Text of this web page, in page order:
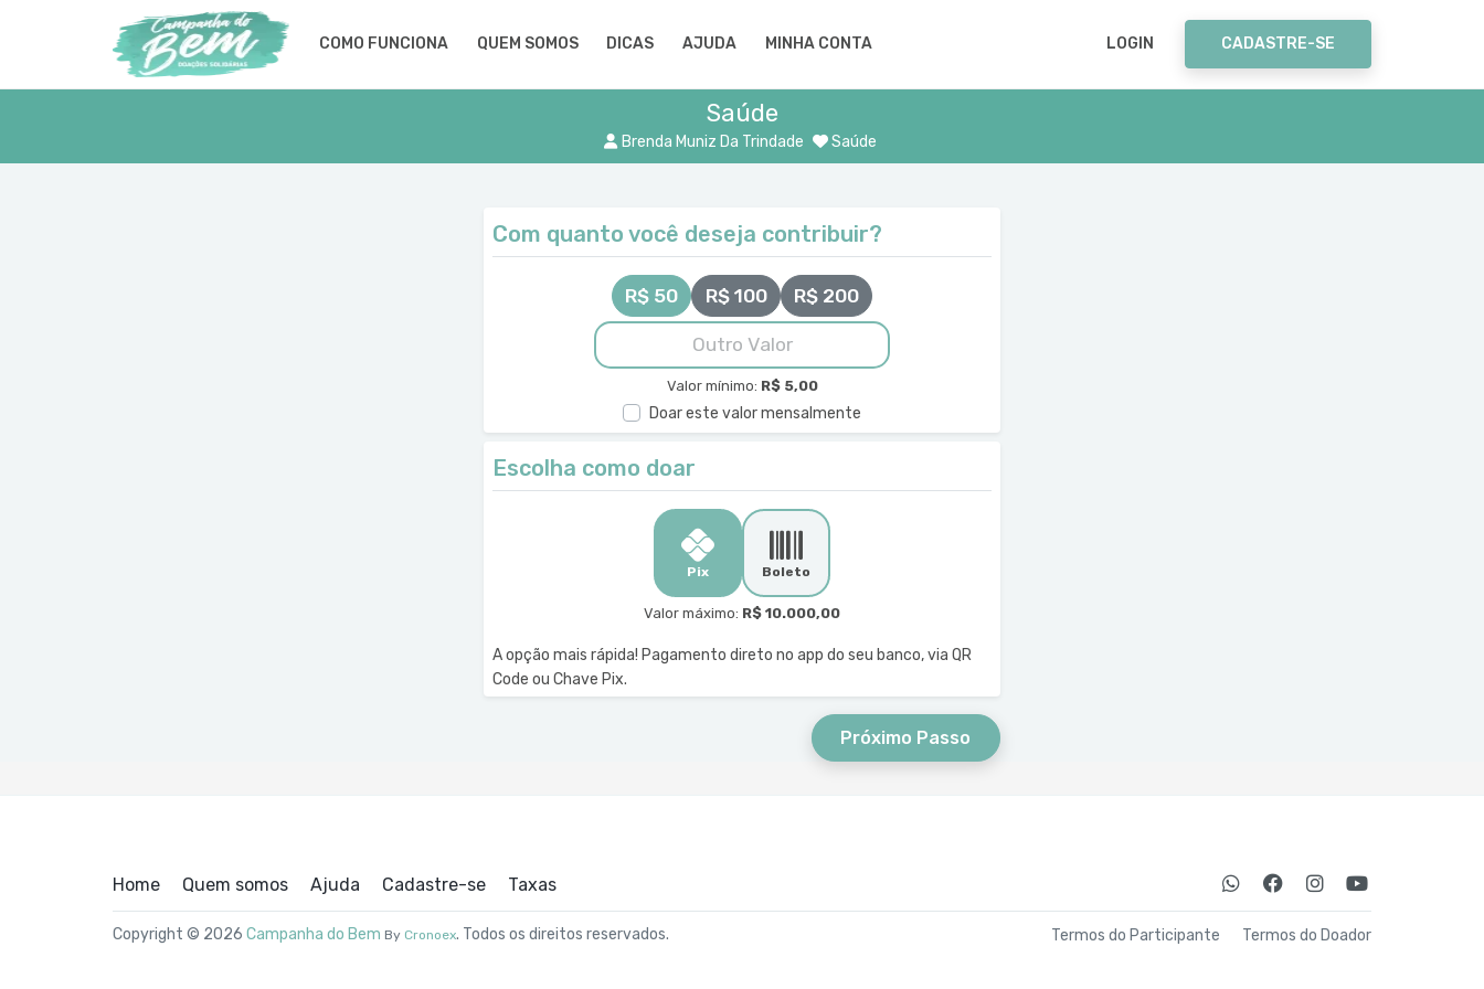
COMO FUNCIONA QUEM SOMOS DICAS AJUDA MINHA CONTA LOGIN CADASTRE-SE
Saúde
Brenda Muniz Da Trindade Saúde
Com quanto você deseja contribuir?
R$ 50 R$ 100 R$ 200
Valor mínimo: R$ 5,00
Doar este valor mensalmente
Escolha como doar
Pix Boleto
Valor máximo: R$ 10.000,00
A opção mais rápida! Pagamento direto no app do seu banco, via QR
Code ou Chave Pix.
Próximo Passo
Home Quem somos Ajuda Cadastre-se Taxas
Copyright © 2026 Campanha do Bem By Cronoex. Todos os direitos reservados. Termos do Participante Termos do Doador